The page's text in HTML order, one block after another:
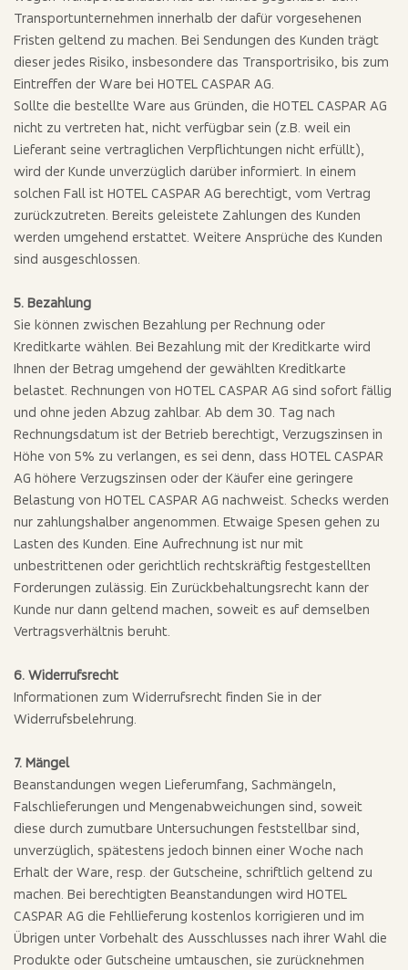
Transportunternehmen innerhalb der dafür vorgesehenen
Fristen geltend zu machen. Bei Sendungen des Kunden trägt
dieser jedes Risiko, insbesondere das Transportrisiko, bis zum
Eintreffen der Ware bei HOTEL CASPAR AG.
Sollte die bestellte Ware aus Gründen, die HOTEL CASPAR AG
nicht zu vertreten hat, nicht verfügbar sein (z.B. weil ein
Lieferant seine vertraglichen Verpflichtungen nicht erfüllt),
wird der Kunde unverzüglich darüber informiert. In einem
solchen Fall ist HOTEL CASPAR AG berechtigt, vom Vertrag
zurückzutreten. Bereits geleistete Zahlungen des Kunden
werden umgehend erstattet. Weitere Ansprüche des Kunden
sind ausgeschlossen.
5. Bezahlung
Sie können zwischen Bezahlung per Rechnung oder
Kreditkarte wählen. Bei Bezahlung mit der Kreditkarte wird
Ihnen der Betrag umgehend der gewählten Kreditkarte
belastet. Rechnungen von HOTEL CASPAR AG sind sofort fällig
und ohne jeden Abzug zahlbar. Ab dem 30. Tag nach
Rechnungsdatum ist der Betrieb berechtigt, Verzugszinsen in
Höhe von 5% zu verlangen, es sei denn, dass HOTEL CASPAR
AG höhere Verzugszinsen oder der Käufer eine geringere
Belastung von HOTEL CASPAR AG nachweist. Schecks werden
nur zahlungshalber angenommen. Etwaige Spesen gehen zu
Lasten des Kunden. Eine Aufrechnung ist nur mit
unbestrittenen oder gerichtlich rechtskräftig festgestellten
Forderungen zulässig. Ein Zurückbehaltungsrecht kann der
Kunde nur dann geltend machen, soweit es auf demselben
Vertragsverhältnis beruht.
6. Widerrufsrecht
Informationen zum Widerrufsrecht finden Sie in der
Widerrufsbelehrung.
7. Mängel
Beanstandungen wegen Lieferumfang, Sachmängeln,
Falschlieferungen und Mengenabweichungen sind, soweit
diese durch zumutbare Untersuchungen feststellbar sind,
unverzüglich, spätestens jedoch binnen einer Woche nach
Erhalt der Ware, resp. der Gutscheine, schriftlich geltend zu
machen. Bei berechtigten Beanstandungen wird HOTEL
CASPAR AG die Fehllieferung kostenlos korrigieren und im
Übrigen unter Vorbehalt des Ausschlusses nach ihrer Wahl die
Produkte oder Gutscheine umtauschen, sie zurücknehmen